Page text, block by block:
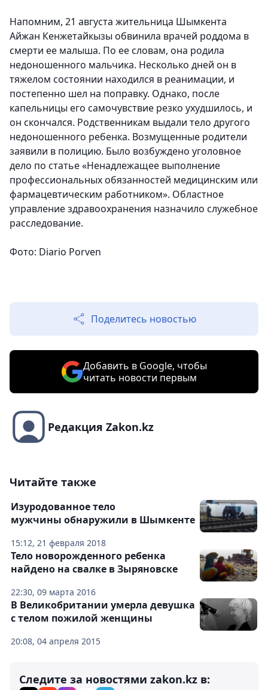
Напомним, 21 августа жительница Шымкента
Айжан Кенжетайкызы обвинила врачей роддома в
смерти ее малыша. По ее словам, она родила
недоношенного мальчика. Несколько дней он в
тяжелом состоянии находился в реанимации, и
постепенно шел на поправку. Однако, после
капельницы его самочувствие резко ухудшилось, и
он скончался. Родственникам выдали тело другого
недоношенного ребенка. Возмущенные родители
заявили в полицию. Было возбуждено уголовное
дело по статье «Ненадлежащее выполнение
профессиональных обязанностей медицинским или
фармацевтическим работником». Областное
управление здравоохранения назначило служебное
расследование.
Фото: Diario Porven
Поделитесь новостью
Добавить в Google, чтобы
читать новости первым
Редакция Zakon.kz
Читайте также
15:12, 21 февраля 2018
Изуродованное тело
мужчины обнаружили в Шымкенте
22:30, 09 марта 2016
Тело новорожденного ребенка
найдено на свалке в Зыряновске
20:08, 04 апреля 2015
В Великобритании умерла девушка
с телом пожилой женщины
Следите за новостями zakon.kz в: